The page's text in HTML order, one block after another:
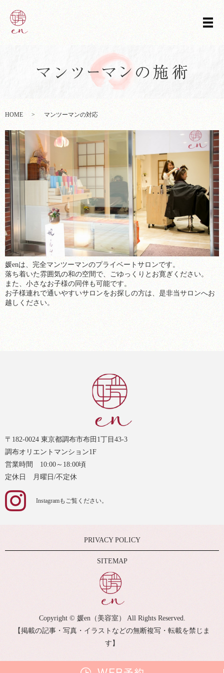
メ
HOME マンツーマンの対応
媛enは、完全マンツーマンのプライベートサロンです。
落ち着いた雰囲気の和の空間で、ごゆっくりとお寛ぎください。
また、小さなお子様の同伴も可能です。
お子様連れで通いやすいサロンをお探しの方は、是非当サロンへお
越しください。
〒182-0024 東京都調布市布田1丁目43-3
調布オリエントマンション1F
営業時間 10:00～18:00頃
定休日 月曜日/不定休
Instagramもご覧ください。
PRIVACY POLICY
SITEMAP
Copyright © 媛en（美容室） All Rights Reserved.
【掲載の記事・写真・イラストなどの無断複写・転載を禁じま
す】